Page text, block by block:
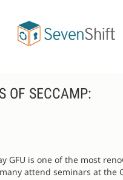
OF SECCAMP:
GFU is one of the most
attend seminars at the